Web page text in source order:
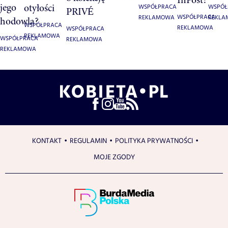
jego
hodowla?
WSPÓŁPRACA
REKLAMOWA
otyłości
WSPÓŁPRACA
REKLAMOWA
PRIVÉ
WSPÓŁPRACA
REKLAMOWA
WSPÓŁPRACA
REKLAMOWA WSPÓŁPRACA
REKLAMOWA
KONTAKT REGULAMIN
POLITYKA PRYWATNOŚCI
MOJE ZGODY